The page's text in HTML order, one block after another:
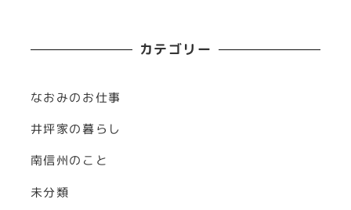
カテゴリー
なおみのお仕事
井坪家の暮らし
南信州のこと
未分類